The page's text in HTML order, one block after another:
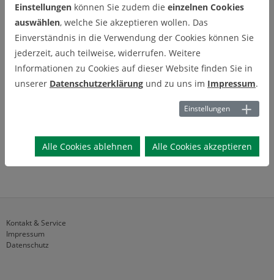
Projekt- und
Abschlussarbeiten
Projektarbeiten und Abschlussarbeiten (Bachelor / Master /
Diplom) sind regelmäßig bei uns im Institut möglich.
Kontakt & Service
Impressum
Datenschutz
Einstellungen können Sie zudem die einzelnen Cookies
auswählen, welche Sie akzeptieren wollen. Das
Einverständnis in die Verwendung der Cookies können Sie
jederzeit, auch teilweise, widerrufen. Weitere
Informationen zu Cookies auf dieser Website finden Sie in
unserer Datenschutzerklärung und zu uns im Impressum.
Einstellungen
Alle Cookies ablehnen Alle Cookies akzeptieren